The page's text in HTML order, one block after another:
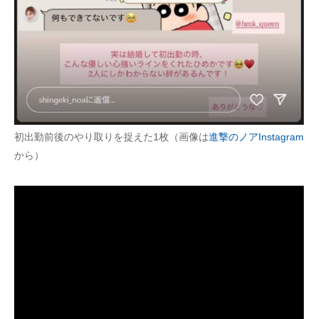
初出勤前後のやり取りを捉えた1枚（画像は進撃のノアInstagram
から）